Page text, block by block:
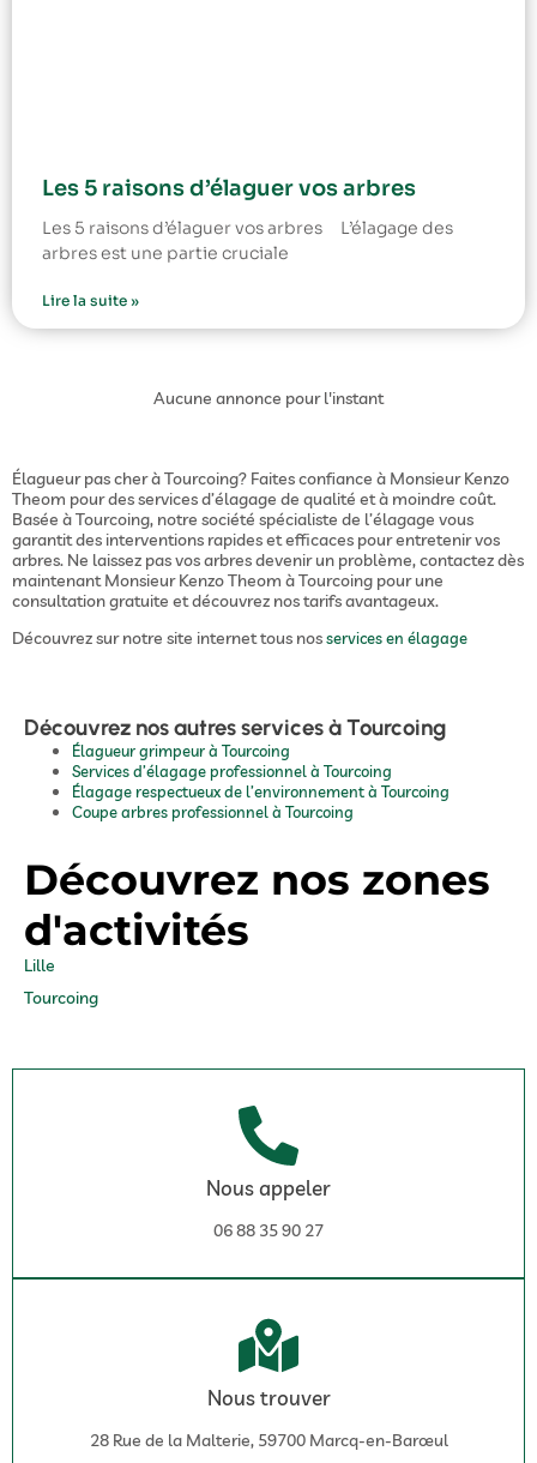
Les 5 raisons d’élaguer vos arbres
Les 5 raisons d’élaguer vos arbres L’élagage des
arbres est une partie cruciale
Lire la suite »
Aucune annonce pour l'instant
Élagueur pas cher à Tourcoing? Faites confiance à Monsieur Kenzo
Theom pour des services d’élagage de qualité et à moindre coût.
Basée à Tourcoing, notre société spécialiste de l’élagage vous
garantit des interventions rapides et efficaces pour entretenir vos
arbres. Ne laissez pas vos arbres devenir un problème, contactez dès
maintenant Monsieur Kenzo Theom à Tourcoing pour une
consultation gratuite et découvrez nos tarifs avantageux.
Découvrez sur notre site internet tous nosservices en élagage
Découvrez nos autres services à Tourcoing
Élagueur grimpeur à Tourcoing
Services d’élagage professionnel à Tourcoing
Élagage respectueux de l’environnement à Tourcoing
Coupe arbres professionnel à Tourcoing
Découvrez nos zones
d'activités
Lille
Tourcoing
Nous appeler
06 88 35 90 27
Nous trouver
28 Rue de la Malterie, 59700 Marcq-en-Barœul